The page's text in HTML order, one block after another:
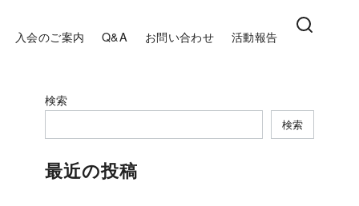
入会のご案内 Q&A お問い合わせ 活動報告
検索
検索
最近の投稿